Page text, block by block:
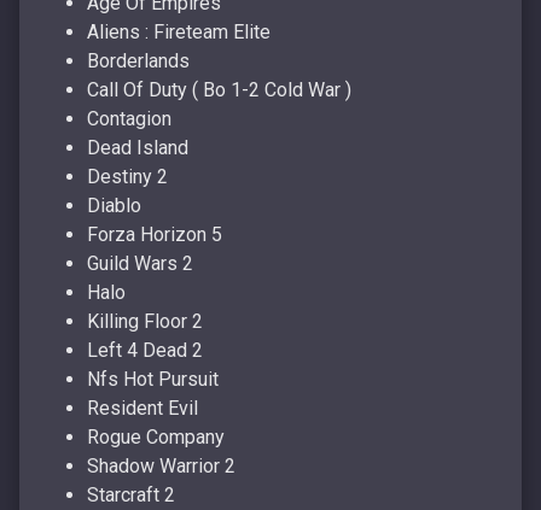
Aliens : Fireteam Elite
Borderlands
Call Of Duty ( Bo 1-2 Cold War )
Contagion
Dead Island
Destiny 2
Diablo
Forza Horizon 5
Guild Wars 2
Halo
Killing Floor 2
Left 4 Dead 2
Nfs Hot Pursuit
Resident Evil
Rogue Company
Shadow Warrior 2
Starcraft 2